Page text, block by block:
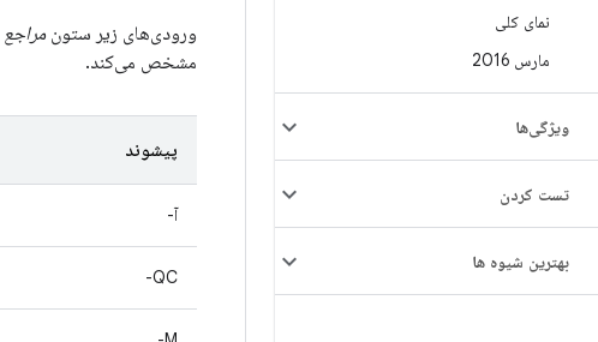
نمای کلی
مارس 2016
ویژگی‌ها
تست کردن
بهترین شیوه ها
ورودی‌های زیر ستون مراجع
مشخص می‌کند.
پیشوند
آ-
QC-